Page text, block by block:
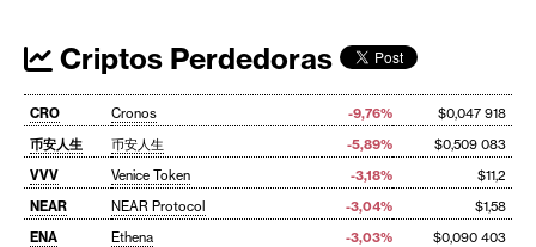
Criptos Perdedoras
CRO Cronos -9,76%
$0,047 918
币安人生
币安人生 -5,89%
$0,509 083
VVV
Venice Token -3,18%
$11,2
NEAR
NEAR Protocol -3,04%
$1,58
ENA
Ethena -3,03%
$0,090 403